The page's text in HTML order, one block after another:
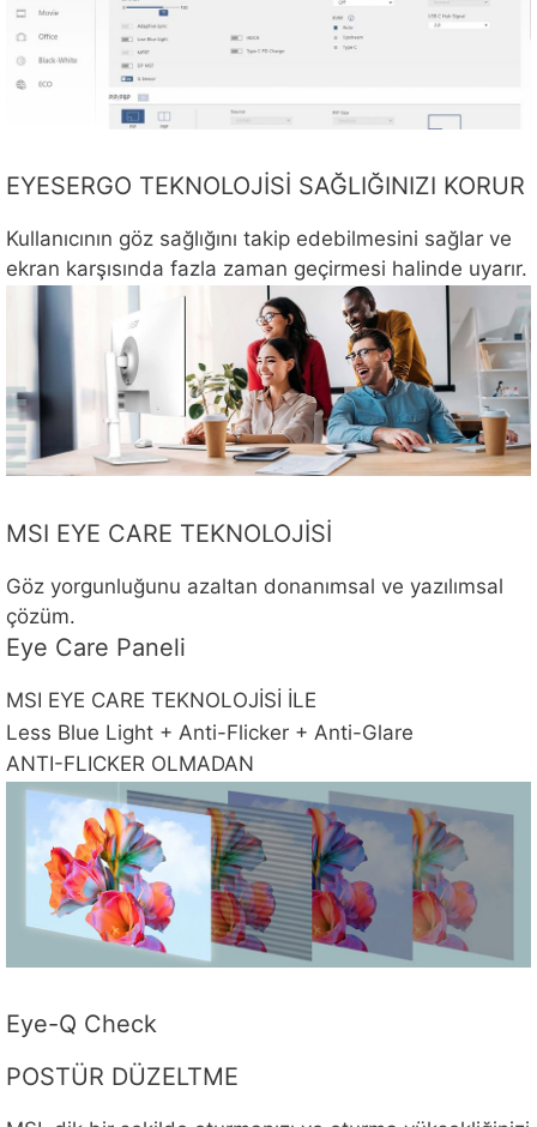
EYESERGO TEKNOLOJİSİ SAĞLIĞINIZI KORUR
Kullanıcının göz sağlığını takip edebilmesini sağlar ve
ekran karşısında fazla zaman geçirmesi halinde uyarır.
MSI EYE CARE TEKNOLOJİSİ
Göz yorgunluğunu azaltan donanımsal ve yazılımsal
çözüm.
Eye Care Paneli
MSI EYE CARE TEKNOLOJİSİ İLE
Less Blue Light + Anti-Flicker + Anti-Glare
ANTI-FLICKER OLMADAN
Eye-Q Check
POSTÜR DÜZELTME